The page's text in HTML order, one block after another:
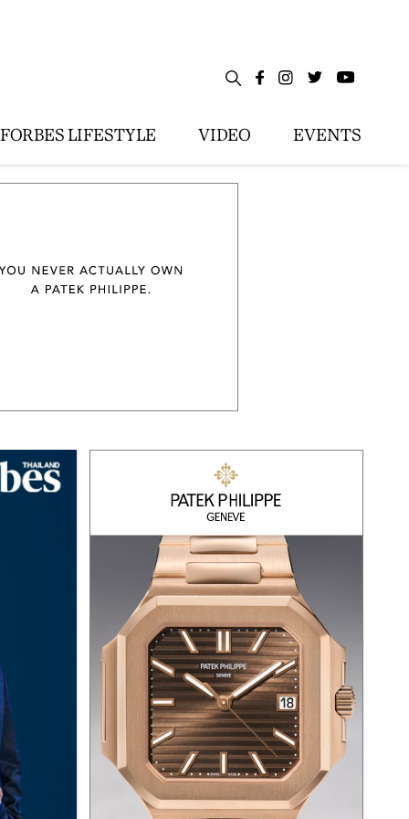
FORBES LIFESTYLE VIDEO EVENTS